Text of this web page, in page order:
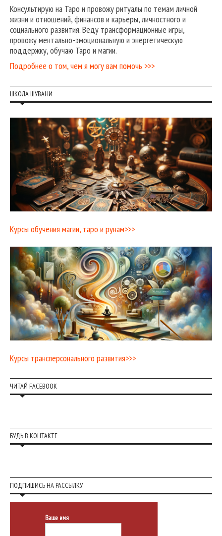
Консультирую на Таро и провожу ритуалы по темам личной
жизни и отношений, финансов и карьеры, личностного и
социального развития. Веду трансформационные игры,
провожу ментально-эмоциональную и энергетическую
поддержку, обучаю Таро и магии.
Подробнее о том, чем я могу вам помочь >>>
ШКОЛА ШУВАНИ
Курсы обучения магии, таро и рунам>>>
Курсы трансперсонального развития>>>
ЧИТАЙ FACEBOOK
БУДЬ В КОНТАКТЕ
ПОДПИШИСЬ НА РАССЫЛКУ
Ваше имя